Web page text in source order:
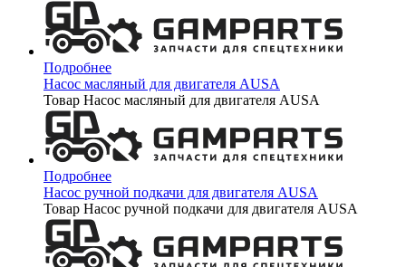
Подробнее
Насос масляный для двигателя AUSA
Товар Насос масляный для двигателя AUSA
Подробнее
Насос ручной подкачи для двигателя AUSA
Товар Насос ручной подкачи для двигателя AUSA